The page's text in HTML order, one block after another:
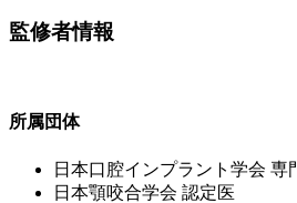
監修者情報
所属団体
⽇本⼝腔インプラント学会 専
⽇本顎咬合学会 認定医